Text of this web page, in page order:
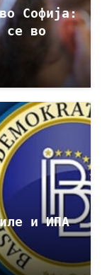
Софија:
се во
и ИПА